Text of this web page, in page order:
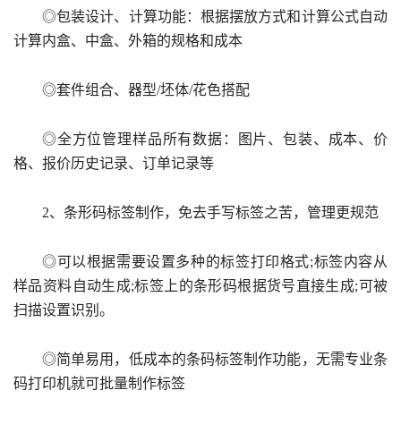
◎包装设计、计算功能：根据摆放方式和计算公式自动
计算内盒、中盒、外箱的规格和成本
◎套件组合、器型/坯体/花色搭配
◎全方位管理样品所有数据：图片、包装、成本、价
格、报价历史记录、订单记录等
2、条形码标签制作，免去手写标签之苦，管理更规范
◎可以根据需要设置多种的标签打印格式;标签内容从
样品资料自动生成;标签上的条形码根据货号直接生成;可被
扫描设置识别。
◎简单易用，低成本的条码标签制作功能，无需专业条
码打印机就可批量制作标签